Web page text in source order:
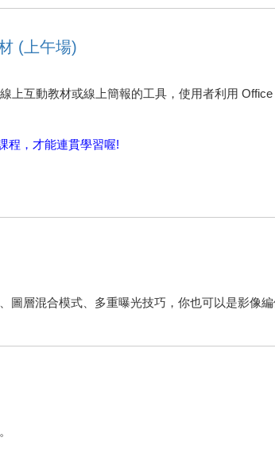
(上午場)
上互動教材或線上簡報的工具，使用者利用
程，才能連貫學習喔!
圖層混合模式、多重曝光技巧，你也可以是影像編